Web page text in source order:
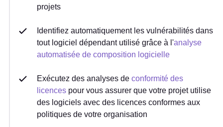
projets
Identifiez automatiquement les vulnérabilités dans
tout logiciel dépendant utilisé grâce à l'analyse
automatisée de composition logicielle
Exécutez des analyses de conformité des
licences pour vous assurer que votre projet utilise
des logiciels avec des licences conformes aux
politiques de votre organisation